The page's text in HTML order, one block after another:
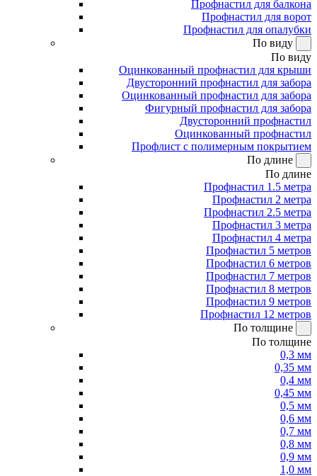
Профнастил для балкона
Профнастил для ворот
Профнастил для опалубки
По виду
По виду
Оцинкованный профнастил для крыши
Двусторонний профнастил для забора
Оцинкованный профнастил для забора
Фигурный профнастил для забора
Двусторонний профнастил
Оцинкованный профнастил
Профлист с полимерным покрытием
По длине
По длине
Профнастил 1.5 метра
Профнастил 2 метра
Профнастил 2.5 метра
Профнастил 3 метра
Профнастил 4 метра
Профнастил 5 метров
Профнастил 6 метров
Профнастил 7 метров
Профнастил 8 метров
Профнастил 9 метров
Профнастил 12 метров
По толщине
По толщине
0,3 мм
0,35 мм
0,4 мм
0,45 мм
0,5 мм
0,6 мм
0,7 мм
0,8 мм
0,9 мм
1,0 мм